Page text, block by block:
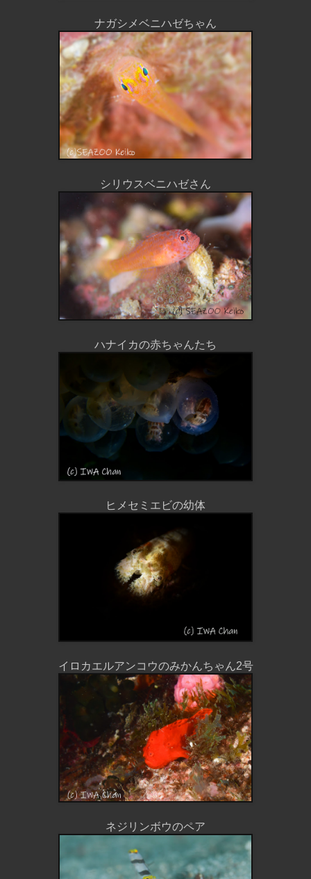
ナガシメベニハゼちゃん
シリウスベニハゼさん
ハナイカの赤ちゃんたち
ヒメセミエビの幼体
イロカエルアンコウのみかんちゃん2号
ネジリンボウのペア